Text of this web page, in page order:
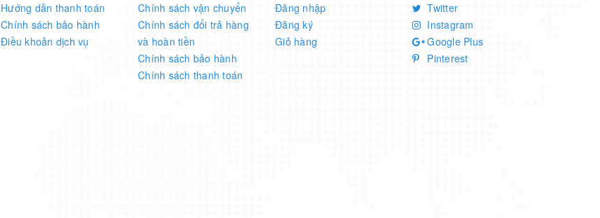
Hướng dẫn thanh toán
Chính sách bảo hành
Điều khoản dịch vụ
Chính sách vận chuyển
Chính sách đổi trả hàng
và hoàn tiền
Chính sách bảo hành
Chính sách thanh toán
Đăng nhập
Đăng ký
Giỏ hàng
Twitter
Instagram
Google Plus
Pinterest